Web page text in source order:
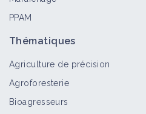
PPAM
Thématiques
Agriculture de précision
Agroforesterie
Bioagresseurs